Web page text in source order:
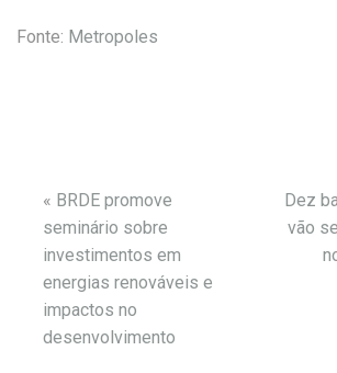
Fonte: Metropoles
« BRDE promove
seminário sobre
investimentos em
energias renováveis e
impactos no
desenvolvimento
Dez
vão